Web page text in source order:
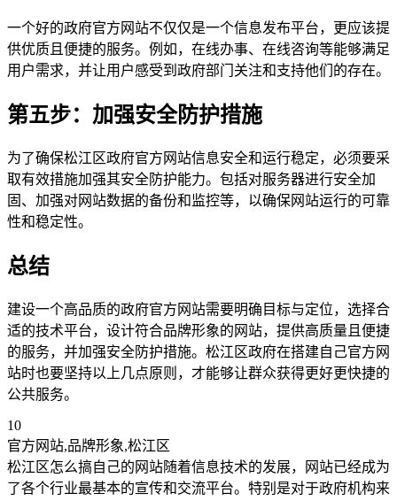
一个好的政府官方网站不仅仅是一个信息发布平台，更应该提
供优质且便捷的服务。例如，在线办事、在线咨询等能够满足
用户需求，并让用户感受到政府部门关注和支持他们的存在。
第五步：加强安全防护措施
为了确保松江区政府官方网站信息安全和运行稳定，必须要采
取有效措施加强其安全防护能力。包括对服务器进行安全加
固、加强对网站数据的备份和监控等，以确保网站运行的可靠
性和稳定性。
总结
建设一个高品质的政府官方网站需要明确目标与定位，选择合
适的技术平台，设计符合品牌形象的网站，提供高质量且便捷
的服务，并加强安全防护措施。松江区政府在搭建自己官方网
站时也要坚持以上几点原则，才能够让群众获得更好更快捷的
公共服务。
10
官方网站,品牌形象,松江区
松江区怎么搞自己的网站随着信息技术的发展，网站已经成为
了各个行业最基本的宣传和交流平台。特别是对于政府机构来